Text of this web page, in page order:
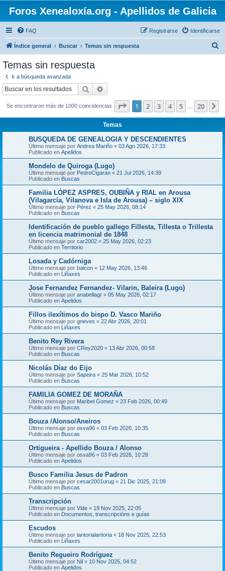
Foros Xenealoxía.org - Apellidos de Galicia
FAQ Identificarse
Registrarse
Índice general Buscar Temas sin respuesta
Temas sin respuesta
Ir a búsqueda avanzada
Buscar
Se encontraron más de 1000 coincidencias Página de 20
1 2 3 4 5 20
Temas
BUSQUEDA DE GENEALOGIA Y DESCENDIENTES
Último mensaje por Andrea Mariño « 03 Ago 2026, 17:33
Publicado en Apelidos
Mondelo de Quiroga (Lugo)
Último mensaje por PedroCigaran « 21 Jul 2026, 14:39
Publicado en Buscas
Familia LÓPEZ ASPRES, OUBIÑA y RIAL en Arousa
(Vilagarcía, Vilanova e Isla de Arousa) – siglo XIX
Último mensaje por Pérez « 25 May 2026, 08:14
Publicado en Buscas
Identificación de pueblo gallego Fillesta, Tillesta o Trillesta
en licencia matrimonial de 1848
Último mensaje por car2002 « 25 May 2026, 02:23
Publicado en Territorio
Losada y Cadórniga
Último mensaje por balcon « 12 May 2026, 13:46
Publicado en Liñaxes
Jose Fernandez Fernandez- Vilarin, Baleira (Lugo)
Último mensaje por anabellagr « 05 May 2026, 02:17
Publicado en Apelidos
Fillos ilexítimos do bispo D. Vasco Mariño
Último mensaje por gneves « 22 Abr 2026, 20:01
Publicado en Liñaxes
Benito Rey Rivera
Último mensaje por CRey2020 « 13 Abr 2026, 00:58
Publicado en Buscas
Nicolás Díaz do Eijo
Último mensaje por Sapeira « 25 Mar 2026, 10:52
Publicado en Buscas
FAMILIA GOMEZ DE MORAÑA
Último mensaje por Maribel Gomez « 23 Feb 2026, 00:49
Publicado en Buscas
Bouza /Alonso/Aneiros
Último mensaje por osva96 « 03 Feb 2026, 10:35
Publicado en Buscas
Ortigueira - Apellido Bouza / Alonso
Último mensaje por osva96 « 03 Feb 2026, 10:28
Publicado en Apelidos
Busco Familia Jesus de Padron
Último mensaje por cesar2001urug « 21 Dic 2025, 21:09
Publicado en Buscas
Transcripción
Último mensaje por Vide « 19 Nov 2025, 22:05
Publicado en Documentos, transcripcións e guías
Escudos
Último mensaje por lantorialantoria « 18 Nov 2025, 22:53
Publicado en Liñaxes
Benito Regueiro Rodríguez
Último mensaje por Nil « 10 Nov 2025, 04:52
Publicado en Apelidos